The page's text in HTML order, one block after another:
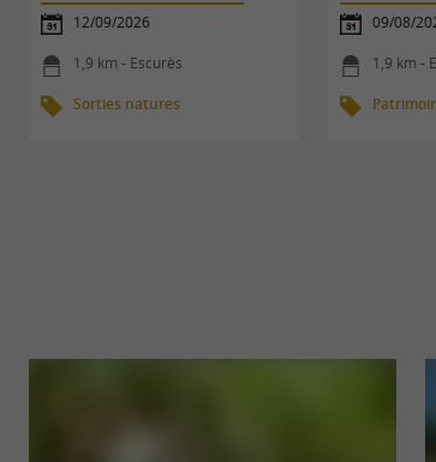
12/09/2026
1,9 km - Escurès
Sorties natures
09/08/
1,9 km -